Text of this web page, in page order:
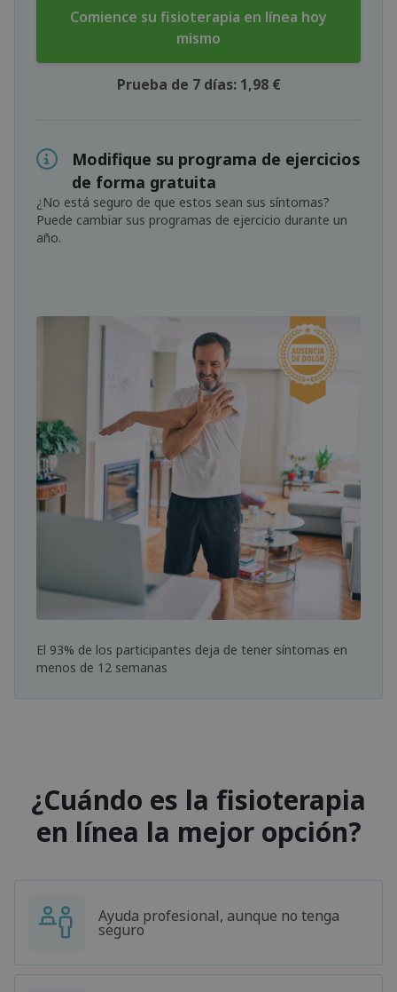
Comience su fisioterapia en línea hoy
mismo
Prueba de 7 días: 1,98 €
El 93% de los participantes deja de tener síntomas en
menos de 12 semanas
Modifique su programa de ejercicios
de forma gratuita
¿No está seguro de que estos sean sus síntomas?
Puede cambiar sus programas de ejercicio durante un
año.
¿Cuándo es la fisioterapia
en línea la mejor opción?
Ayuda profesional, aunque no tenga
seguro